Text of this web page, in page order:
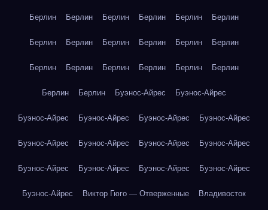
Берлин Берлин Берлин Берлин Берлин Берлин
Берлин Берлин Берлин Берлин Берлин Берлин
Берлин Берлин Берлин Берлин Берлин Берлин
Берлин Берлин Буэнос-Айрес Буэнос-Айрес
Буэнос-Айрес Буэнос-Айрес Буэнос-Айрес Буэнос-Айрес
Буэнос-Айрес Буэнос-Айрес Буэнос-Айрес Буэнос-Айрес
Буэнос-Айрес Буэнос-Айрес Буэнос-Айрес Буэнос-Айрес
Буэнос-Айрес Виктор Гюго — Отверженные Владивосток